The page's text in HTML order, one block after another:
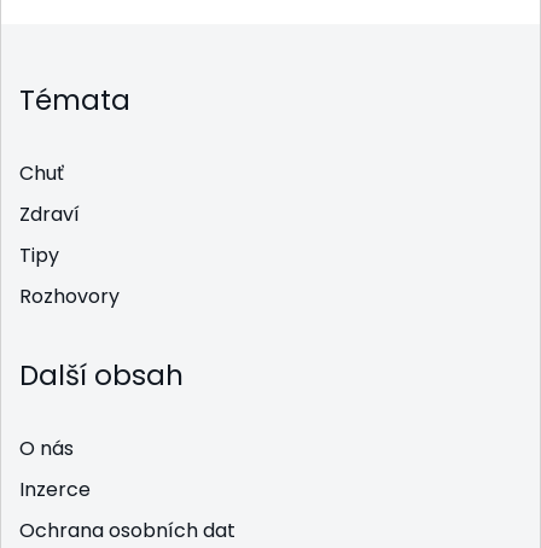
Témata
Chuť
Zdraví
Tipy
Rozhovory
Další obsah
O nás
Inzerce
Ochrana osobních dat